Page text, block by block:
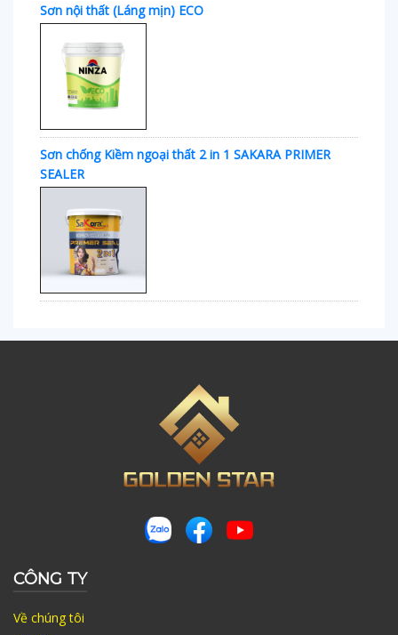
Sơn nội thất (Láng mịn) ECO
Sơn chống Kiềm ngoại thất 2 in 1 SAKARA PRIMER
SEALER
CÔNG TY
Về chúng tôi